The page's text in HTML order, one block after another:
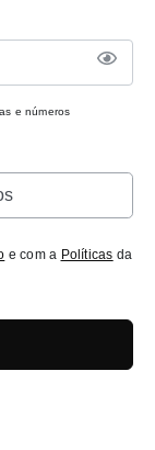
e números
e com a Políticas da